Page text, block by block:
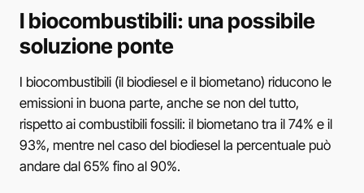
I biocombustibili: una possibile
soluzione ponte
I biocombustibili (il biodiesel e il biometano) riducono le
emissioni in buona parte, anche se non del tutto,
rispetto ai combustibili fossili: il biometano tra il 74% e il
93%, mentre nel caso del biodiesel la percentuale può
andare dal 65% fino al 90%.